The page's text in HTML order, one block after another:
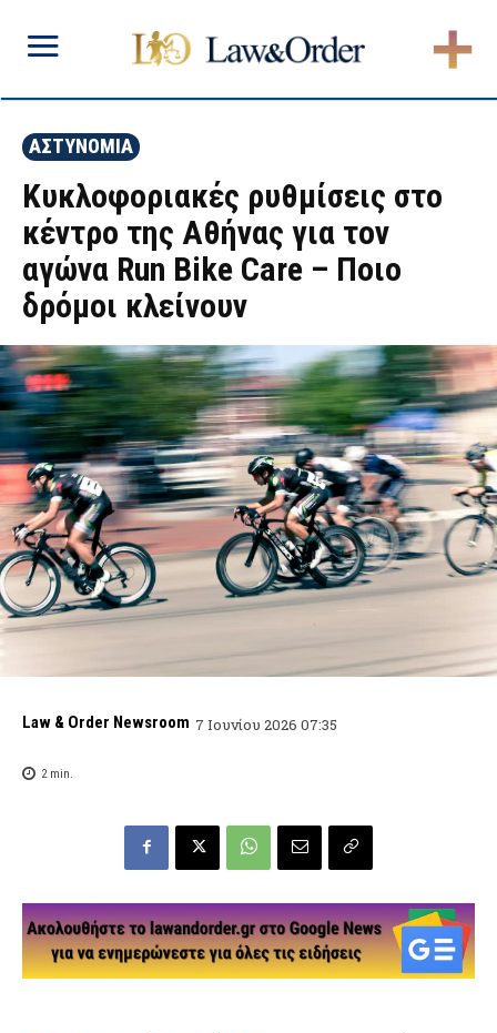
ΑΣΤΥΝΟΜΙΑ
Κυκλοφοριακές ρυθμίσεις στο
κέντρο της Αθήνας για τον
αγώνα Run Bike Care – Ποιο
δρόμοι κλείνουν
Law & Order Newsroom 7 Ιουνίου 2026 07:35
2min.